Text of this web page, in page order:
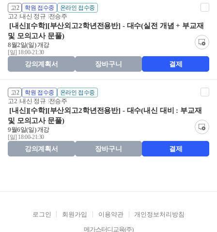
고2 학원 접수중 온라인 접수중
고2 내신 정규 전승주
[내신][수학][부산외고2학년전용반] - 대수(실전 개념 + 부교재
및 모의고사 문풀)
8월2일(일) 개강
[일] 18:00-21:30
강의계획서 장바구니 결제
고2 학원 접수중 온라인 접수중
고2 내신 정규 전승주
[내신][수학][부산외고2학년전용반] - 대수(내신 대비 : 부교재
및 모의고사 문풀)
9월6일(일) 개강
[일] 18:00-21:30
강의계획서 장바구니 결제
로그인 회원가입 이용약관 개인정보처리방침
메가스터디교육(주)